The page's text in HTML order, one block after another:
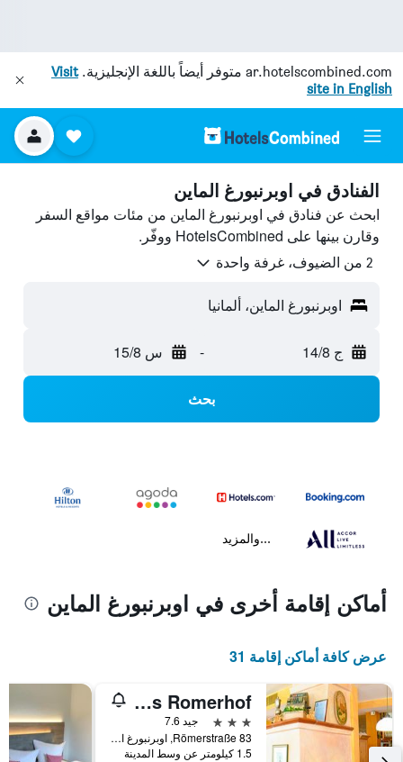
ar.hotelscombined.com متوفر أيضاً باللغة الإنجليزية.Visit
site in English
الفنادق في اوبرنبورغ الماين
ابحث عن فنادق في اوبرنبورغ الماين من مئات مواقع السفر
وقارن بينها على HotelsCombined ووفّر.
2 من الضيوف، غرفة واحدة
اوبرنبورغ الماين، ألمانيا
ج 14/8 - س 15/8
بحث
...والمزيد
أماكن إقامة أخرى في اوبرنبورغ الماين
عرض كافة أماكن إقامة 31
Landgasthaus Romerhof
3 نجوم
جيد 7.6
Römerstraße 83, اوبرنبورغ الماين, بافاريا, ألمانيا
1.5 كيلومتر عن وسط المدينة